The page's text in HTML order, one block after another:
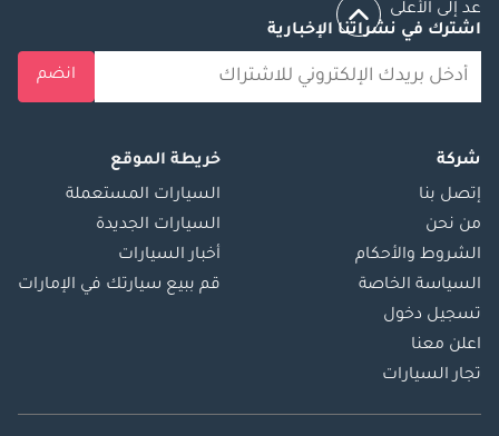
عد إلى الأعلى
اشترك في نشراتنا الإخبارية
انضم
شركة
إتصل بنا
من نحن
الشروط والأحكام
السياسة الخاصة
تسجيل دخول
اعلن معنا
تجار السيارات
خريطة الموقع
السيارات المستعملة
السيارات الجديدة
أخبار السيارات
قم ببيع سيارتك في الإمارات